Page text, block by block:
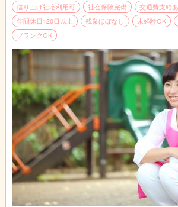
借り上げ社宅利用可
社会保険完備 交通費支給
年間休日120日以上
残業ほぼなし 未経験OK
ブランクOK